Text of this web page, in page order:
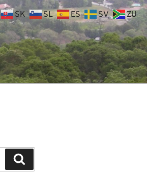
SK SL ES SV ZU